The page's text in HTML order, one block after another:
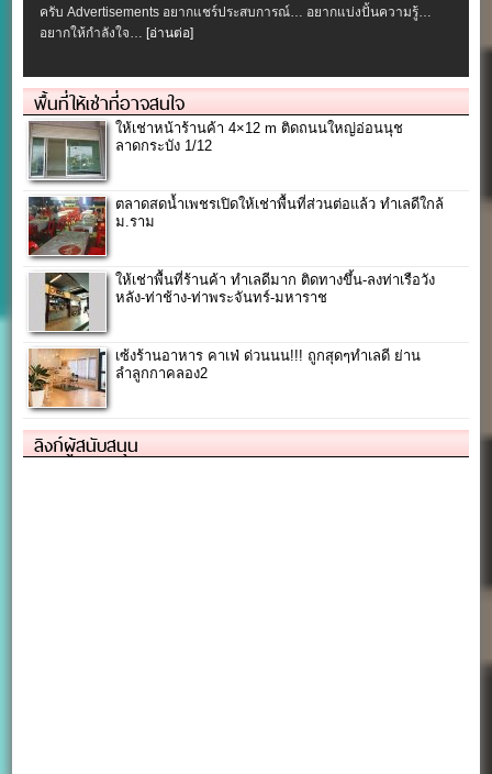
ครับ Advertisements อยากแชร์ประสบการณ์… อยากแบ่งปั้นความรู้…
อยากให้กำลังใจ…[อ่านต่อ]
พื้นที่ให้เช่าที่อาจสนใจ
ให้เช่าหน้าร้านค้า 4×12 m ติดถนนใหญ่อ่อนนุช
ลาดกระบัง 1/12
ตลาดสดน้ำเพชรเปิดให้เช่าพื้นที่ส่วนต่อแล้ว ทำเลดีใกล้
ม.ราม
ให้เช่าพื้นที่ร้านค้า ทำเลดีมาก ติดทางขึ้น-ลงท่าเรือวัง
หลัง-ท่าช้าง-ท่าพระจันทร์-มหาราช
เซ้งร้านอาหาร คาเฟ่ ด่วนนน!!! ถูกสุดๆทำเลดี ย่าน
ลำลูกกาคลอง2
ลิงก์ผู้สนับสนุน